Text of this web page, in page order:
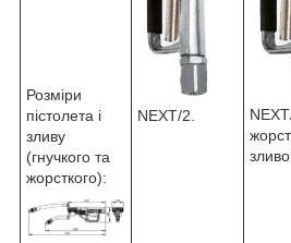
Розміри
пістолета і
зливу
(гнучкого та
жорсткого):
NEXT/2.